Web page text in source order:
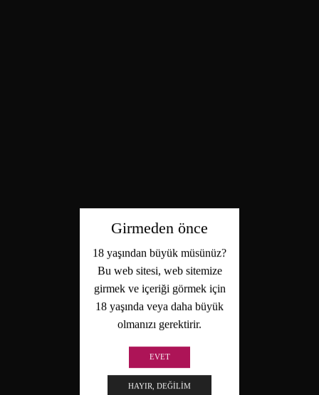
Girmeden önce
18 yaşından büyük müsünüz?
Bu web sitesi, web sitemize
girmek ve içeriği görmek için
18 yaşında veya daha büyük
olmanızı gerektirir.
EVET
HAYIR, DEĞILIM